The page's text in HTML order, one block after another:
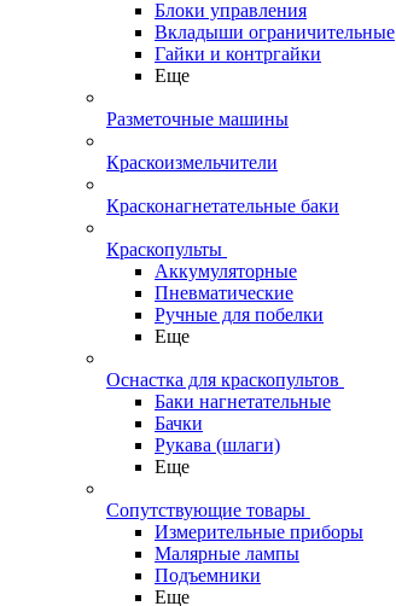
Блоки управления
Вкладыши ограничительные
Гайки и контргайки
Еще
Разметочные машины
Краскоизмельчители
Красконагнетательные баки
Краскопульты
Аккумуляторные
Пневматические
Ручные для побелки
Еще
Оснастка для краскопультов
Баки нагнетательные
Бачки
Рукава (шлаги)
Еще
Сопутствующие товары
Измерительные приборы
Малярные лампы
Подъемники
Еще